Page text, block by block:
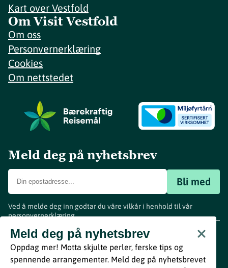
Kart over Vestfold
Om Visit Vestfold
Om oss
Personvernerklæring
Cookies
Om nettstedet
Meld deg på nyhetsbrev
Bli med
Ved å melde deg inn godtar du våre vilkår i henhold til vår
personvernerklæring.
Meld deg på nyhetsbrev
Oppdag mer! Motta skjulte perler, ferske tips og
spennende arrangementer. Meld deg på nyhetsbrevet
www.visitvestfold.com
Turistinformasjon
Vestfold Fylkeskommune